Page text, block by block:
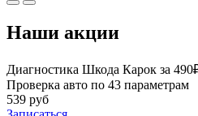
Наши акции
Диагностика Шкода Карок за
Проверка авто по 43 параметрам
539 руб